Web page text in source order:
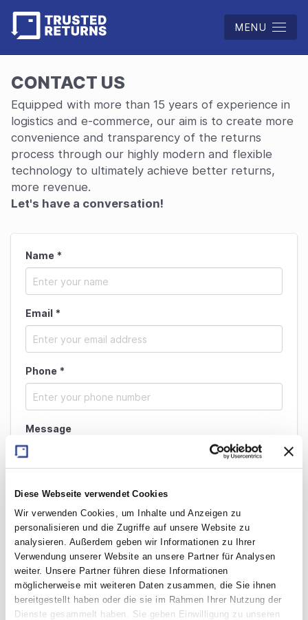
Diese Webseite verwendet Cookies
Wir verwenden Cookies, um Inhalte und Anzeigen zu
personalisieren und die Zugriffe auf unsere Website zu
analysieren. Außerdem geben wir Informationen zu Ihrer
Verwendung unserer Website an unsere Partner für Analysen
weiter. Unsere Partner führen diese Informationen
möglicherweise mit weiteren Daten zusammen, die Sie ihnen
bereitgestellt haben oder die sie im Rahmen Ihrer Nutzung der
Dienste gesammelt haben. Sie geben Einwilligung zu unseren
MENU
CONTACT US
Equipped with more than 15 years of experience in
logistics and e-commerce, our aim is to create more
convenience and transparency of the returns
process through our highly modern and flexible
technology to ultimately achieve better returns,
more revenue.
Let's have a conversation!
Name *
Email *
Phone *
Message
I consent that this personal data will be processed
according to ourprivacy notice